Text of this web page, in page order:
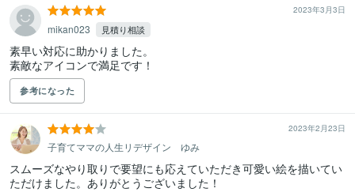
2023年3月3日
mikan023 見積り相談
素早い対応に助かりました。
素敵なアイコンで満足です！
参考になった
2023年2月23日
子育てママの人生リデザイン ゆみ
スムーズなやり取りで要望にも応えていただき可愛い絵を描いてい
ただけました。ありがとうございました！